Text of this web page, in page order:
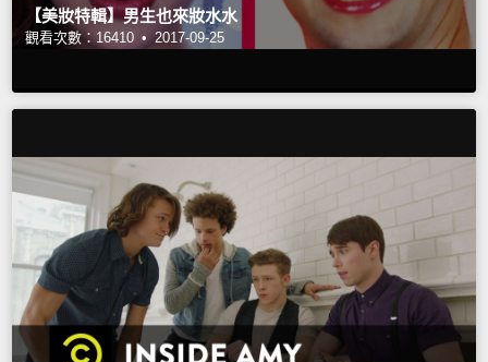
【美妝特輯】男生也來妝水水
觀看次數：16410 • 2017-09-25